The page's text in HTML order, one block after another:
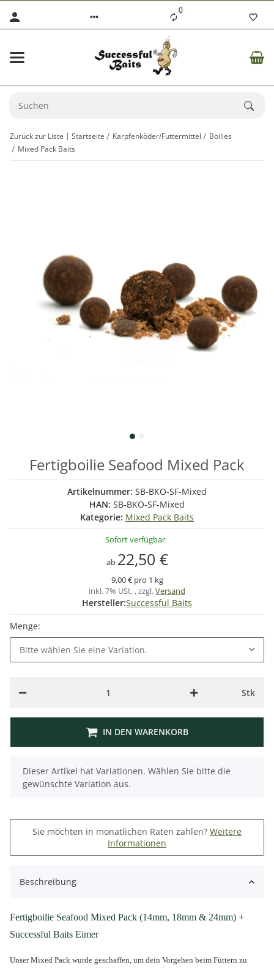
0
Zurück zur Liste Startseite Karpfenköder/Futtermittel
Boilies
Mixed Pack Baits
Fertigboilie Seafood Mixed Pack
Artikelnummer: SB-BKO-SF-Mixed
HAN: SB-BKO-SF-Mixed
Kategorie: Mixed Pack Baits
Sofort verfügbar
ab 22,50 €
9,00 € pro 1 kg
inkl. 7% USt. , zzgl.Versand
Hersteller:Successful Baits
Menge:
Bitte wählen Sie eine Variation.
Stk
IN DEN WARENKORB
x
Dieser Artikel hat Variationen. Wählen Sie bitte die
gewünschte Variation aus.
Sie möchten in monatlichen Raten zahlen? Weitere
Informationen
Beschreibung
Fertigboilie Seafood Mixed Pack (14mm, 18mm & 24mm) +
Successful Baits Eimer
Unser Mixed Pack wurde geschaffen, um dein Vorgehen beim Füttern zu